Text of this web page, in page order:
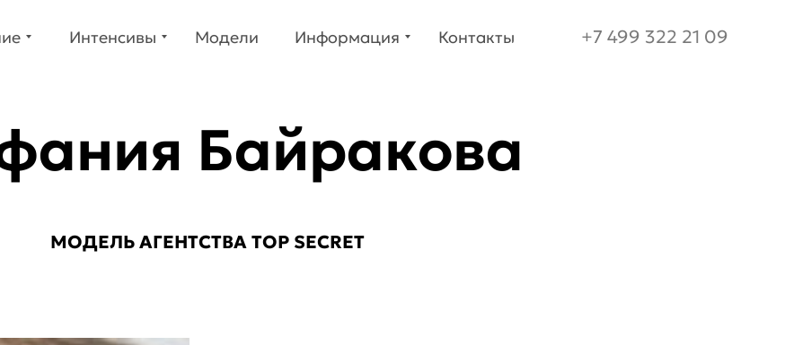
Интенсивы Информация Контакты
Модели +7 499 322 21 09
Модели Контакты
Информация
Интенсивы +7 499 322 21 09
Байракова
МОДЕЛЬАГЕНТСТВА TOP SECRET